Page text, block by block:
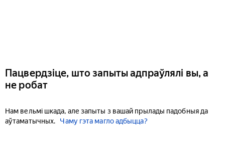
Пацвердзіце, што запыты адпраўлялі вы, а
не робат
Нам вельмі шкада, але запыты з вашай прылады падобныя да
аўтаматычных.
Чаму гэта магло адбыцца?